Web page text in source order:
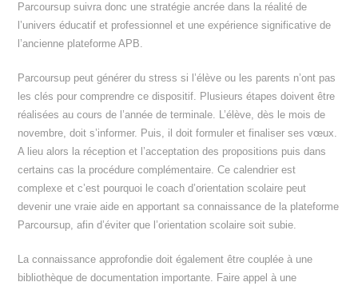
Parcoursup suivra donc une stratégie ancrée dans la réalité de
l’univers éducatif et professionnel et une expérience significative de
l’ancienne plateforme APB.
Parcoursup peut générer du stress si l’élève ou les parents n’ont pas
les clés pour comprendre ce dispositif. Plusieurs étapes doivent être
réalisées au cours de l’année de terminale. L’élève, dès le mois de
novembre, doit s’informer. Puis, il doit formuler et finaliser ses vœux.
A lieu alors la réception et l’acceptation des propositions puis dans
certains cas la procédure complémentaire. Ce calendrier est
complexe et c’est pourquoi le coach d’orientation scolaire peut
devenir une vraie aide en apportant sa connaissance de la plateforme
Parcoursup, afin d’éviter que l’orientation scolaire soit subie.
La connaissance approfondie doit également être couplée à une
bibliothèque de documentation importante. Faire appel à une